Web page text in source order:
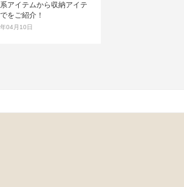
アイテムから収納アイテ
をご紹介！
04月10日